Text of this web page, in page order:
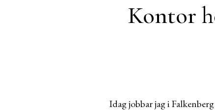
Kontor
Idag jobbar jag i